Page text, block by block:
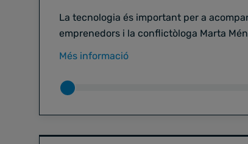
La tecnologia és important per a
emprenedors i la conflictòloga Marta
estiguessin patint
sumat la UOC i l'ONG Educo. Entrevistem
BCN Resol ODR SOLUTIONS SL,
Més informació